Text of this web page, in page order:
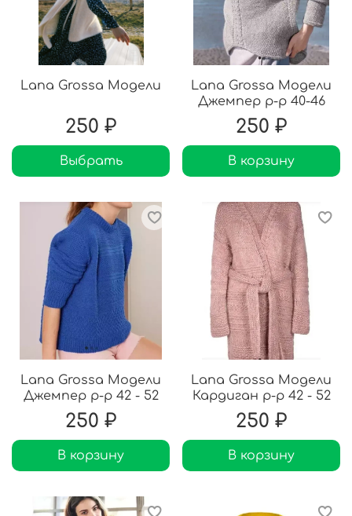
Lana Grossa Модели
250 ₽
Выбрать
Lana Grossa Модели
Джемпер р-р 40-46
250 ₽
В корзину
Lana Grossa Модели
Джемпер р-р 42 - 52
250 ₽
В корзину
Lana Grossa Модели
Кардиган р-р 42 - 52
250 ₽
В корзину